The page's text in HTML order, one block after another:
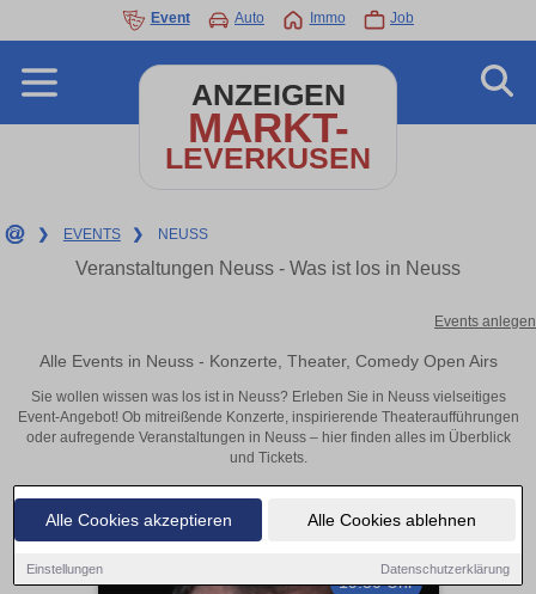
Alle Cookies akzeptieren Alle Cookies ablehnen
Einstellungen Datenschutzerklärung
Event Auto Immo Job
ANZEIGEN
MARKT-
LEVERKUSEN
❯ EVENTS ❯ NEUSS
Veranstaltungen Neuss - Was ist los in Neuss
Events anlegen
Alle Events in Neuss - Konzerte, Theater, Comedy Open Airs
Sie wollen wissen was los ist in Neuss? Erleben Sie in Neuss vielseitiges
Event-Angebot! Ob mitreißende Konzerte, inspirierende Theateraufführungen
oder aufregende Veranstaltungen in Neuss – hier finden alles im Überblick
und Tickets.
19:30 Uhr